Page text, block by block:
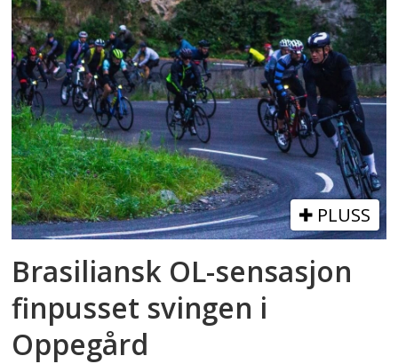
PLUSS
Brasiliansk OL-sensasjon
finpusset svingen i
Oppegård